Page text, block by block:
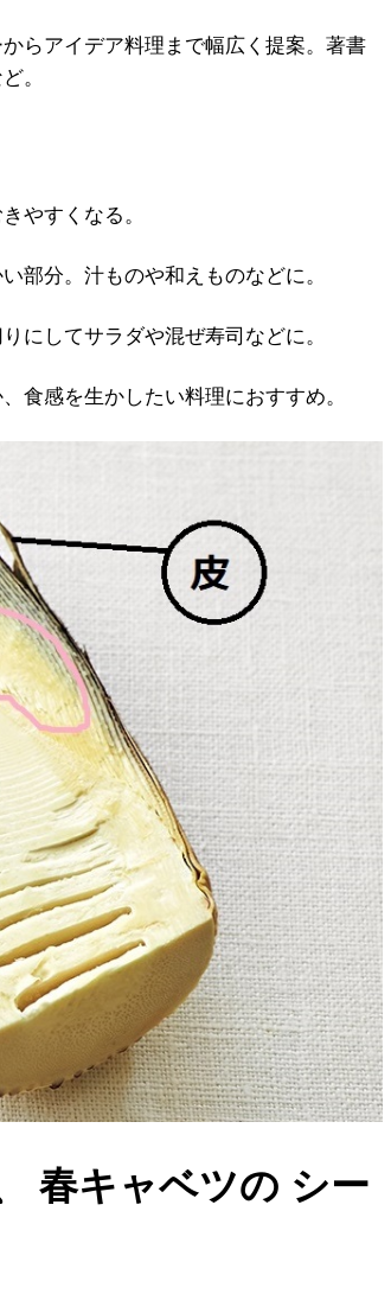
らアイデア料理まで幅広く提案。著書
。
やすくなる。
部分。汁ものや和えものなどに。
にしてサラダや混ぜ寿司などに。
食感を生かしたい料理におすすめ。
春キャベツの シー